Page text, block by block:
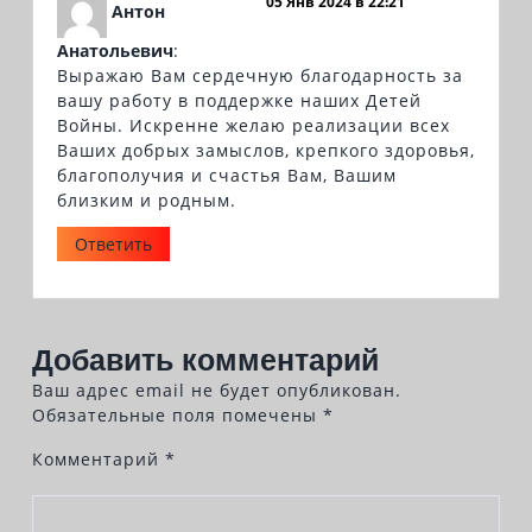
Антон
Анатольевич:
Выражаю Вам сердечную благодарность за
вашу работу в поддержке наших Детей
Войны. Искренне желаю реализации всех
Ваших добрых замыслов, крепкого здоровья,
благополучия и счастья Вам, Вашим
близким и родным.
Ответить
Добавить комментарий
Ваш адрес email не будет опубликован.
Обязательные поля помечены *
Комментарий *